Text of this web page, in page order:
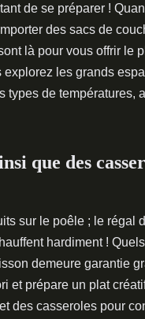
de se préparer !
des sacs de
là pour vous offrir le
les grands
de températures,
que des
sur le poêle ; le régal
hardiment !
demeure garantie
et prépare un plat
des casseroles pour